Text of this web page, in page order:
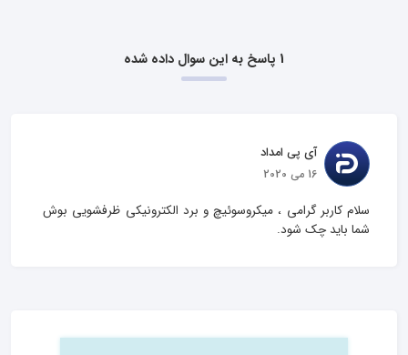
1 پاسخ به این سوال داده شده
آی پی امداد
16 می 2020
سلام کاربر گرامی ، میکروسوئیچ و برد الکترونیکی ظرفشویی بوش
شما باید چک شود.